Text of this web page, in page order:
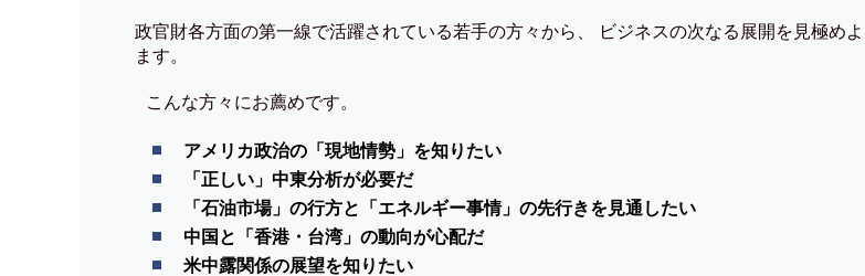
政官財各方面の第一線で活躍されている若手の方々から、 ビジネスの次なる展開を見極め
ます。
こんな方々にお薦めです。
アメリカ政治の「現地情勢」を知りたい
「正しい」中東分析が必要だ
「石油市場」の行方と「エネルギー事情」の先行きを見通したい
中国と「香港・台湾」の動向が心配だ
米中露関係の展望を知りたい